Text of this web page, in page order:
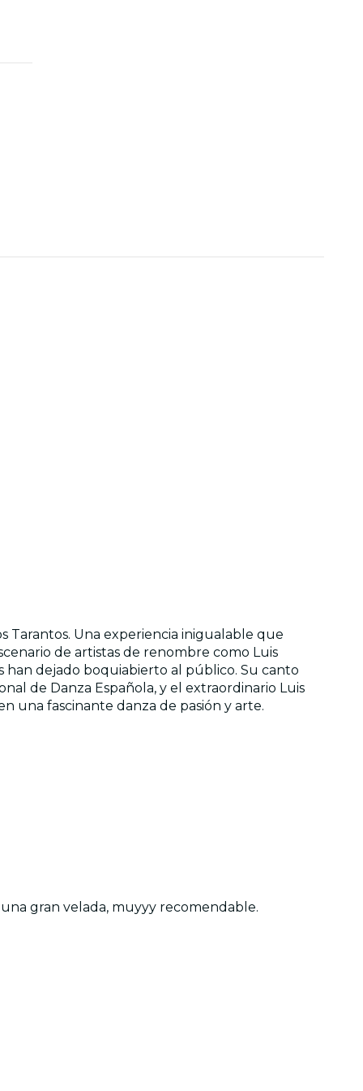
Tarantos. Una experiencia inigualable que
de artistas de renombre como Luis
han dejado boquiabierto al público. Su canto
de Danza Española, y el extraordinario Luis
una fascinante danza de pasión y arte.
gran velada, muyyy recomendable.